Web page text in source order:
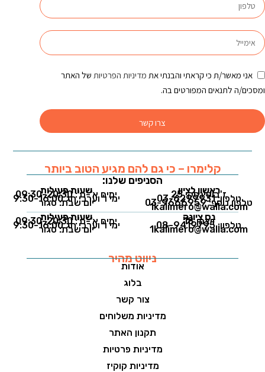
אני מאשר/ת כי קראתי והבנתי את מדיניות הפרטיות של האתר
ומסכים/ה לתנאים המפורטים בה.
צרו קשר
קלימרו – כי גם להם מגיע הטוב ביותר
הסניפים שלנו:
ראשון לציון
ז'בוטינסקי 25טלפון: 03-6299931
טלפון נוסף: 03-9666959
1kalimero@walla.com
שעות פעילותימים א'-ה': 09:30-20:30
ימי ו' וערבי חג 9:30-16:00
יום שבת: סגור
נס ציונה
ויצמן 18טלפון: 08-9419795
1kalimero@walla.com
שעות פעילותימים א'-ה': 09:30-20:30
ימי ו' וערבי חג 9:30-16:00
יום שבת: סגור
ניווט מהיר
אודות
בלוג
צור קשר
מדיניות משלוחים
תקנון האתר
מדיניות פרטיות
מדיניות קוקיז